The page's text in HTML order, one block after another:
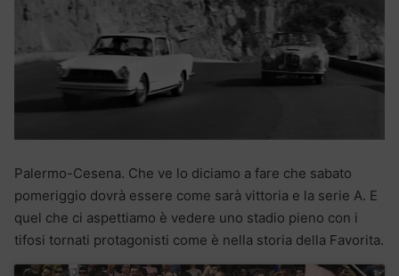
Palermo-Cesena. Che ve lo diciamo a fare che sabato
pomeriggio dovrà essere come sarà vittoria e la serie A. E
quel che ci aspettiamo è vedere uno stadio pieno con i
tifosi tornati protagonisti come è nella storia della Favorita.